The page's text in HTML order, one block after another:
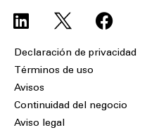
L
i
n
k
e
d
i
F
a
c
o
o
Declaración de privacidad
Términos de uso
Avisos
Continuidad del negocio
Aviso legal